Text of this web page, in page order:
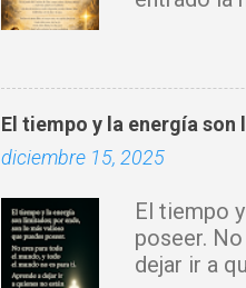
Espíritu
con tu luz
fortalecido.
nuevo de
El tiempo y la energía
diciembre 15, 2025
El tiempo
poseer.
dejar ir a